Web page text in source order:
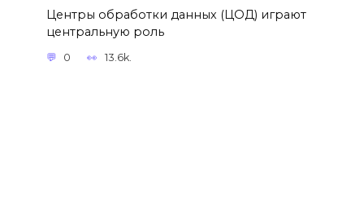
Центры обработки данных (ЦОД) играют
центральную роль
0 13.6k.